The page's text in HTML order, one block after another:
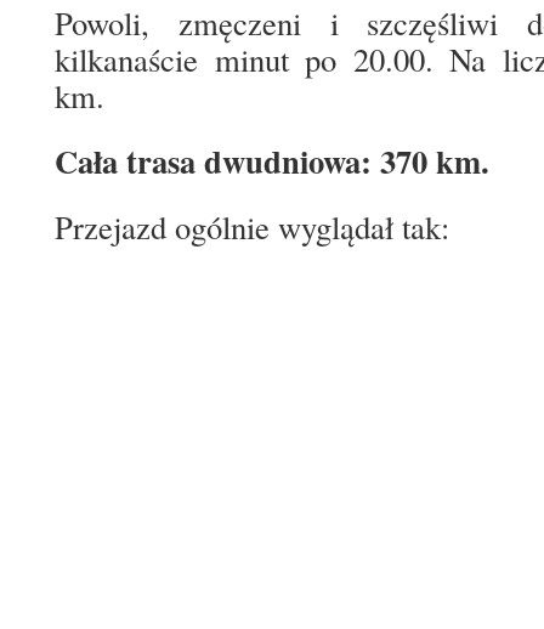
Powoli, zmęczeni i szczęśliwi
kilkanaście minut po 20.00. Na
km.
Cała trasa dwudniowa: 370 km.
Przejazd ogólnie wyglądał tak: